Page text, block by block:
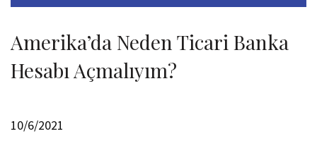
Amerika’da Neden Ticari Banka
Hesabı Açmalıyım?
10/6/2021